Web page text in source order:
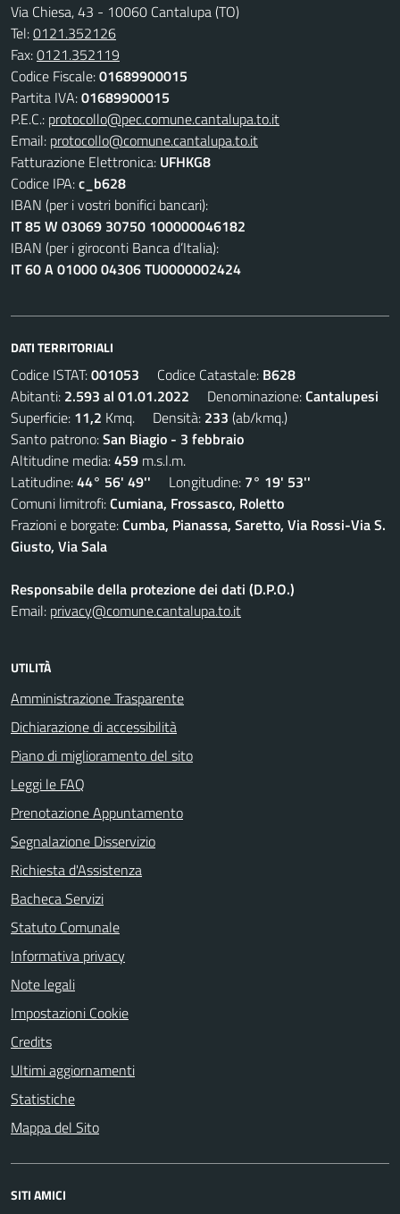
Via Chiesa, 43 - 10060 Cantalupa (TO)
Tel:0121.352126
Fax:0121.352119
Codice Fiscale:01689900015
Partita IVA:01689900015
P.E.C.: protocollo@pec.comune.cantalupa.to.it
Email: protocollo@comune.cantalupa.to.it
Fatturazione Elettronica: UFHKG8
Codice IPA:c_b628
IBAN (per i vostri bonifici bancari):
IT 85 W 03069 30750 100000046182
IBAN (per i giroconti Banca d’Italia):
IT 60 A 01000 04306 TU0000002424
DATI TERRITORIALI
Codice ISTAT:001053 Codice Catastale: B628
Abitanti: 2.593 al 01.01.2022 Denominazione:Cantalupesi
Superficie: 11,2 Kmq. Densità: 233 (ab/kmq.)
Santo patrono:San Biagio - 3 febbraio
Altitudine media:459 m.s.l.m.
Latitudine:44° 56' 49'' Longitudine: 7° 19' 53''
Comuni limitrofi:Cumiana, Frossasco, Roletto
Frazioni e borgate:Cumba, Pianassa, Saretto, Via Rossi-Via S.
Giusto, Via Sala
Responsabile della protezione dei dati (D.P.O.)
Email: privacy@comune.cantalupa.to.it
UTILITÀ
Amministrazione Trasparente
Dichiarazione di accessibilità
Piano di miglioramento del sito
Leggi le FAQ
Prenotazione Appuntamento
Segnalazione Disservizio
Richiesta d'Assistenza
Bacheca Servizi
Statuto Comunale
Informativa privacy
Note legali
Impostazioni Cookie
Credits
Ultimi aggiornamenti
Statistiche
Mappa del Sito
SITI AMICI